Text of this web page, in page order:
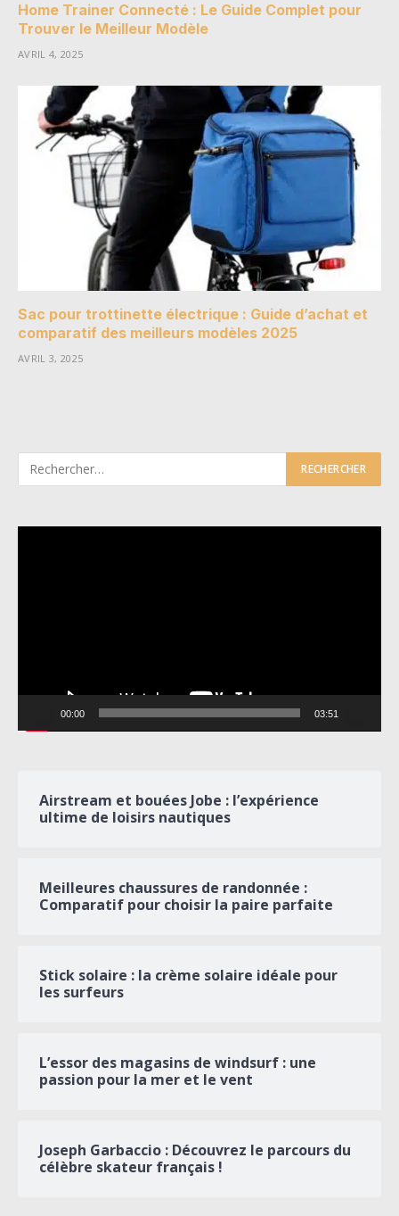
Home Trainer Connecté : Le Guide Complet pour
Trouver le Meilleur Modèle
AVRIL 4, 2025
Sac pour trottinette électrique : Guide d’achat et
comparatif des meilleurs modèles 2025
AVRIL 3, 2025
00:00 03:51
Airstream et bouées Jobe : l’expérience
ultime de loisirs nautiques
Meilleures chaussures de randonnée :
Comparatif pour choisir la paire parfaite
Stick solaire : la crème solaire idéale pour
les surfeurs
L’essor des magasins de windsurf : une
passion pour la mer et le vent
Joseph Garbaccio : Découvrez le parcours du
célèbre skateur français !